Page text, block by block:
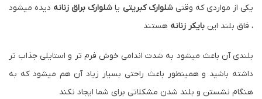
یکی از مواردی که وقتیشلوارک کبریتی یا شلوارک براق زنانه دیده میشود
، فاق بلند این بایکر زنانه هستند
بلندی آن باعث میشود به شدت اندامی خوش فرم تر و استایلی جذاب تر
داشته باشید و همینطور باعث راحتی بسیار زیاد آن هم میشود که به
هنگام نشستن و بلند شدن مشکلاتی برای شما ایجاد نکند